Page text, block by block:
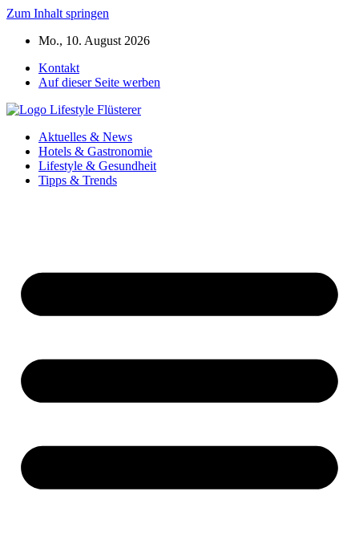
Zum Inhalt springen
Mo., 10. August 2026
Kontakt
Auf dieser Seite werben
Aktuelles & News
Hotels & Gastronomie
Lifestyle & Gesundheit
Tipps & Trends